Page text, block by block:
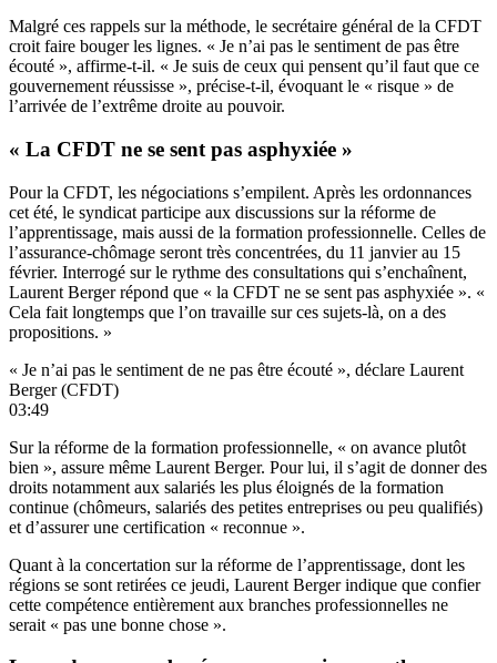
Malgré ces rappels sur la méthode, le secrétaire général de la CFDT
croit faire bouger les lignes. « Je n’ai pas le sentiment de pas être
écouté », affirme-t-il. « Je suis de ceux qui pensent qu’il faut que ce
gouvernement réussisse », précise-t-il, évoquant le « risque » de
l’arrivée de l’extrême droite au pouvoir.
« La CFDT ne se sent pas asphyxiée »
Pour la CFDT, les négociations s’empilent. Après les ordonnances
cet été, le syndicat participe aux discussions sur la réforme de
l’apprentissage, mais aussi de la formation professionnelle. Celles de
l’assurance-chômage seront très concentrées, du 11 janvier au 15
février. Interrogé sur le rythme des consultations qui s’enchaînent,
Laurent Berger répond que « la CFDT ne se sent pas asphyxiée ». «
Cela fait longtemps que l’on travaille sur ces sujets-là, on a des
propositions. »
« Je n’ai pas le sentiment de ne pas être écouté », déclare Laurent
Berger (CFDT)
03:49
Sur la réforme de la formation professionnelle, « on avance plutôt
bien », assure même Laurent Berger. Pour lui, il s’agit de donner des
droits notamment aux salariés les plus éloignés de la formation
continue (chômeurs, salariés des petites entreprises ou peu qualifiés)
et d’assurer une certification « reconnue ».
Quant à la concertation sur la réforme de l’apprentissage, dont les
régions se sont retirées ce jeudi, Laurent Berger indique que confier
cette compétence entièrement aux branches professionnelles ne
serait « pas une bonne chose ».